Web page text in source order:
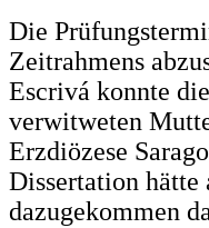
Die
Zeitrahmens
Escrivá konnte
verwitweten
Erzdiözese
Dissertation hätte
dazugekommen